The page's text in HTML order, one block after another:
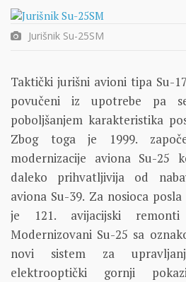
Jurišnik Su-25SM
Taktički jurišni avioni tipa Su-
povučeni iz upotrebe pa
poboljšanjem karakteristika
Zbog toga je 1999.
modernizacije aviona Su-25
daleko prihvatljivija od
aviona Su-39. Za nosioca
je 121. avijacijski
Modernizovani Su-25 sa
novi sistem za
elektrooptički gornji